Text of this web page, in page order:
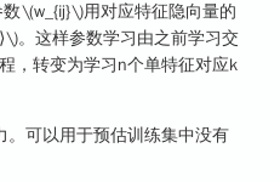
数\(w_{ij}\)用对应特征隐向量的
。这样参数学习由之前学习交
，转变为学习n个单特征对应k
。可以用于预估训练集中没有